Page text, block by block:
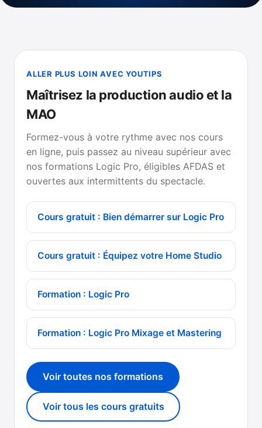
ALLER PLUS LOIN AVEC YOUTIPS
Maîtrisez la production audio et la
MAO
Formez-vous à votre rythme avec nos cours
en ligne, puis passez au niveau supérieur avec
nos formations Logic Pro, éligibles AFDAS et
ouvertes aux intermittents du spectacle.
Cours gratuit : Bien démarrer sur Logic Pro
Cours gratuit : Équipez votre Home Studio
Formation : Logic Pro
Formation : Logic Pro Mixage et Mastering
Voir toutes nos formations
Voir tous les cours gratuits